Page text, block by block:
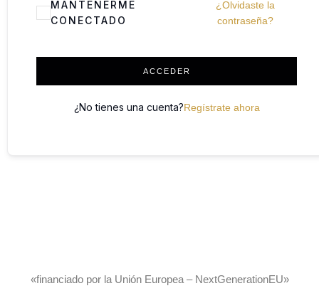
MANTENERME
CONECTADO
¿Olvidaste la
contraseña?
ACCEDER
¿No tienes una cuenta?Regístrate ahora
«financiado por la Unión Europea – NextGenerationEU»